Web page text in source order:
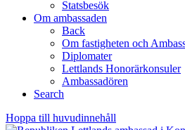
Statsbesök
Om ambassaden
Back
Om fastigheten och
Diplomater
Lettlands Honorärkonsuler
Ambassadören
Search
Hoppa till huvudinnehåll